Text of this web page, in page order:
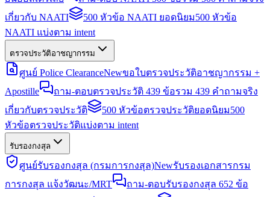
เกี่ยวกับ NAATI
500 หัวข้อ NAATI ยอดนิยม500 หัวข้อ
NAATI แบ่งตาม intent
ตรวจประวัติอาชญากรรม
ศูนย์ Police ClearanceNewขอใบตรวจประวัติอาชญากรรม +
Apostille
ถาม-ตอบตรวจประวัติ 439 ข้อรวม 439 คำถามจริง
เกี่ยวกับตรวจประวัติ
500 หัวข้อตรวจประวัติยอดนิยม500
หัวข้อตรวจประวัติแบ่งตาม intent
รับรองกงสุล
ศูนย์รับรองกงสุล (กรมการกงสุล)Newรับรองเอกสารกรม
การกงสุล แจ้งวัฒนะ/MRT
ถาม-ตอบรับรองกงสุล 652 ข้อ